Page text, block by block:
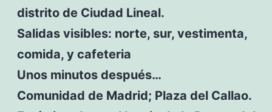
distrito de Ciudad Lineal.
Salidas visibles: norte, sur, vestimenta,
comida, y cafeteria
Unos minutos después…
Comunidad de Madrid; Plaza del Callao.